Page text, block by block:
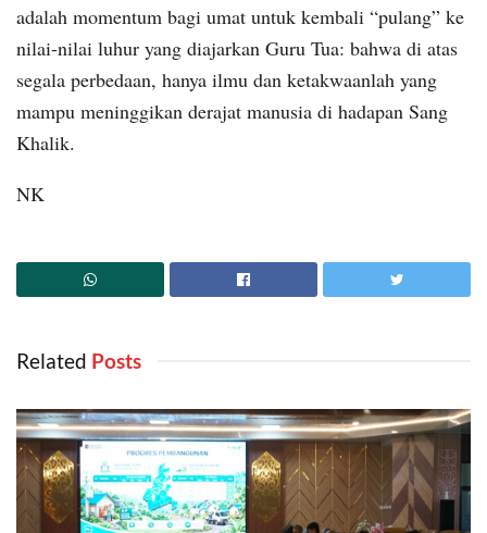
adalah momentum bagi umat untuk kembali “pulang” ke
nilai-nilai luhur yang diajarkan Guru Tua: bahwa di atas
segala perbedaan, hanya ilmu dan ketakwaanlah yang
mampu meninggikan derajat manusia di hadapan Sang
Khalik.
NK
Related ‎ Posts